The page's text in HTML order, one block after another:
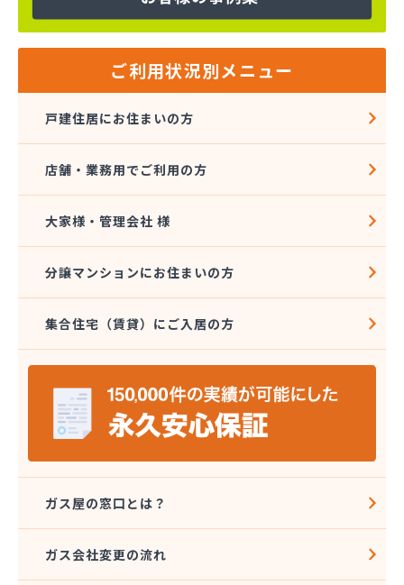
ご利用状況別メニュー
戸建住居にお住まいの方
店舗・業務用でご利用の方
大家様・管理会社 様
分譲マンションにお住まいの方
集合住宅（賃貸）にご入居の方
ガス屋の窓口とは？
ガス会社変更の流れ